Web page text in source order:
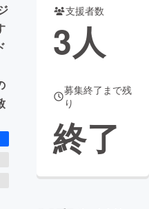
CAMPFIRE Creation
machi-ya コミュニティ
支援者数
3人
募集終了まで残
り
終了